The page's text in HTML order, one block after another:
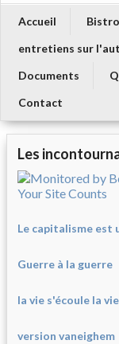
Accueil
entretiens sur
Documents
Contact
Les
Le capitalisme est
Guerre à la guerre
la vie s'écoule la
version vaneighem